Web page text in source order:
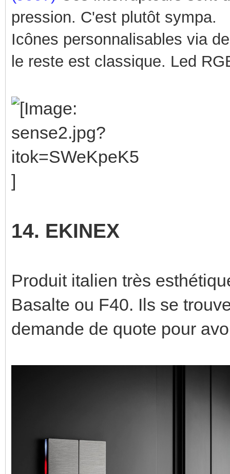
pression. C'est plutôt sympa.
Icônes personnalisables via
le reste est classique. Led
14. EKINEX
Produit italien très
Basalte ou F40. Ils se
demande de quote pour